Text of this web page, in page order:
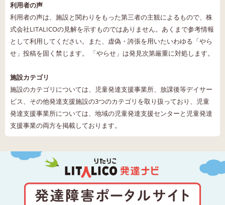
利用者の声
利用者の声は、施設と関わりをもった第三者の主観によるもので、株
式会社LITALICOの見解を示すものではありません。あくまで参考情報
として利用してください。また、虚偽・誇張を用いたいわゆる「やら
せ」投稿を固く禁じます。 「やらせ」は発見次第厳重に対処します。
施設カテゴリ
施設のカテゴリについては、児童発達支援事業所、放課後等デイサー
ビス、その他発達支援施設の3つのカテゴリを取り扱っており、児童
発達支援事業所については、地域の児童発達支援センターと児童発達
支援事業の両方を掲載しております。